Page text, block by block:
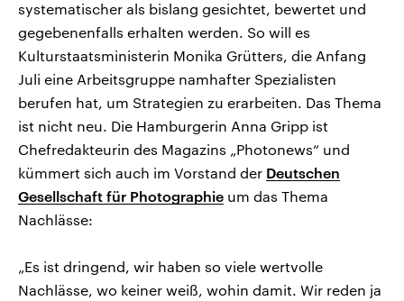
systematischer als bislang gesichtet, bewertet und
gegebenenfalls erhalten werden. So will es
Kulturstaatsministerin Monika Grütters, die Anfang
Juli eine Arbeitsgruppe namhafter Spezialisten
berufen hat, um Strategien zu erarbeiten. Das Thema
ist nicht neu. Die Hamburgerin Anna Gripp ist
Chefredakteurin des Magazins „Photonews“ und
kümmert sich auch im Vorstand der Deutschen
Gesellschaft für Photographie um das Thema
Nachlässe:
„Es ist dringend, wir haben so viele wertvolle
Nachlässe, wo keiner weiß, wohin damit. Wir reden ja